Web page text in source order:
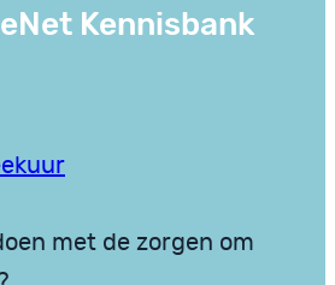
Kennisbank
met de zorgen om